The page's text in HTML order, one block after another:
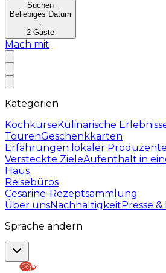
Suchen
Beliebiges Datum
·
2 Gäste
Mach mit
Kategorien
KochkurseKulinarische
TourenGeschenkkarten
Erfahrungen lokaler
Versteckte ZieleAufenthalt in
Haus
Reisebüros
Cesarine-Rezeptsammlung
Über unsNachhaltigkeitPresse &
Sprache ändern